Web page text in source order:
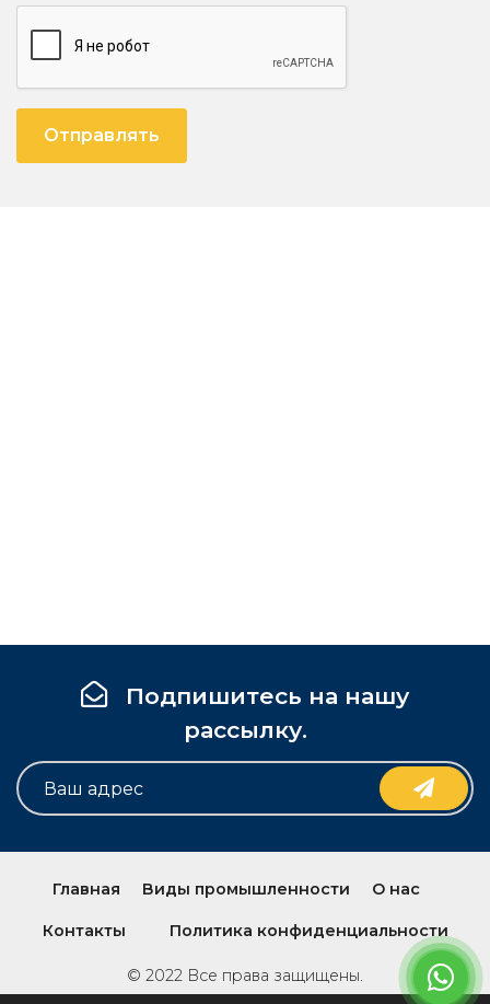
Отправлять
Подпишитесь на нашу
рассылку.
Главная Виды промышленности О нас
Контакты Политика конфиденциальности
© 2022 Все права защищены.